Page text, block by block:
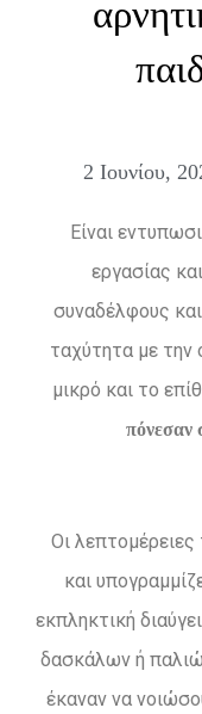
2 Ιουνίου,
Είναι
εργασίας
συναδέλφους
ταχύτητα με την
μικρό και το
πόνεσαν
Οι
και
εκπληκτική
δασκάλων ή
έκαναν να